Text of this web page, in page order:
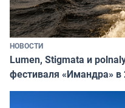
НОВОСТИ
Lumen, Stigmata и
фестиваля «Имандра» в